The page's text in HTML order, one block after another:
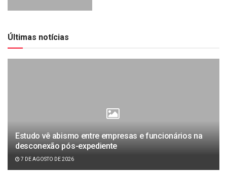
Últimas notícias
Estudo vê abismo entre empresas e funcionários na
desconexão pós-expediente
7 DE AGOSTO DE 2026